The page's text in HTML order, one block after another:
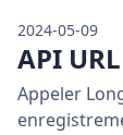
2024-05-09
API
Appeler